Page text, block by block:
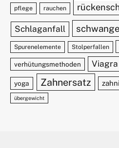
pflege rauchen
Schlaganfall
Spurenelemente Stolperfallen
verhütungsmethoden Viagra
yoga Zahnersatz
übergewicht